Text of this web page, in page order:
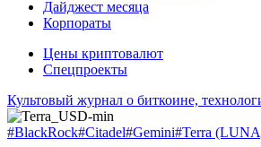
Дайджест месяца
Корпораты
Цены криптовалют
Спецпроекты
Культовый журнал о биткоине,
#BlackRock#Citadel#Gemini#Terra